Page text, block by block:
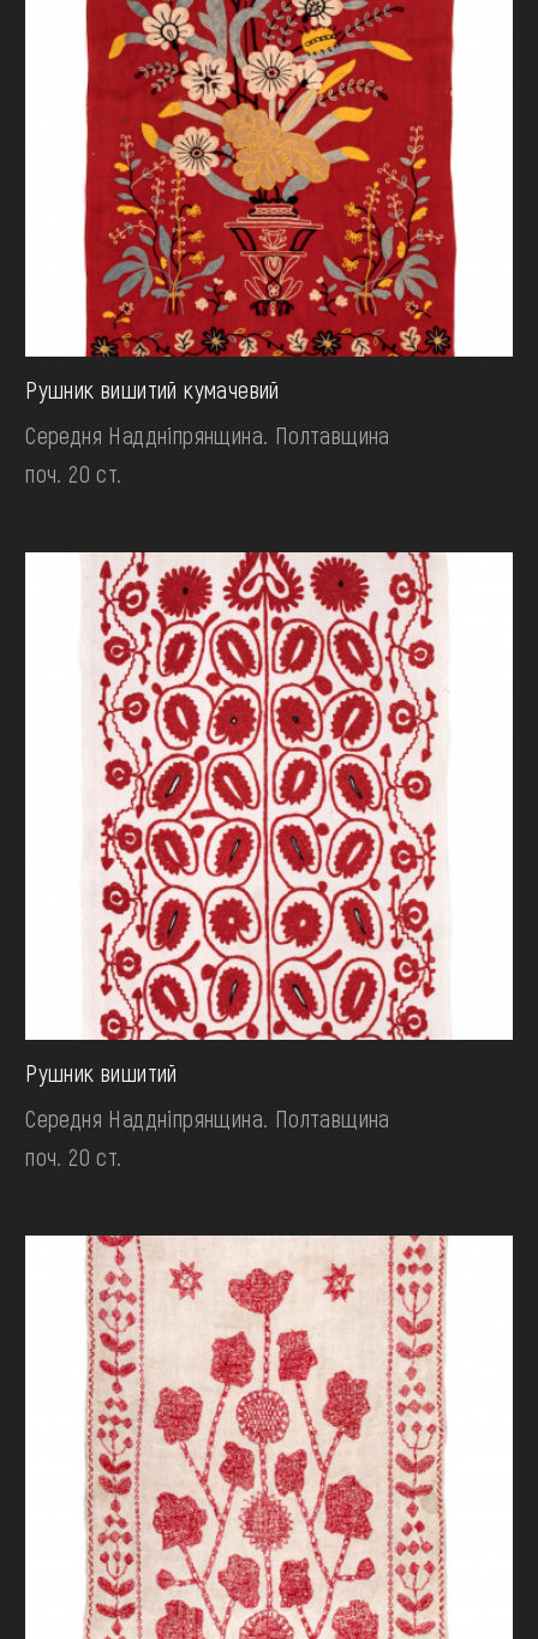
Рушник вишитий кумачевий
Середня Наддніпрянщина. Полтавщина
поч. 20 ст.
Рушник вишитий
Середня Наддніпрянщина. Полтавщина
поч. 20 ст.